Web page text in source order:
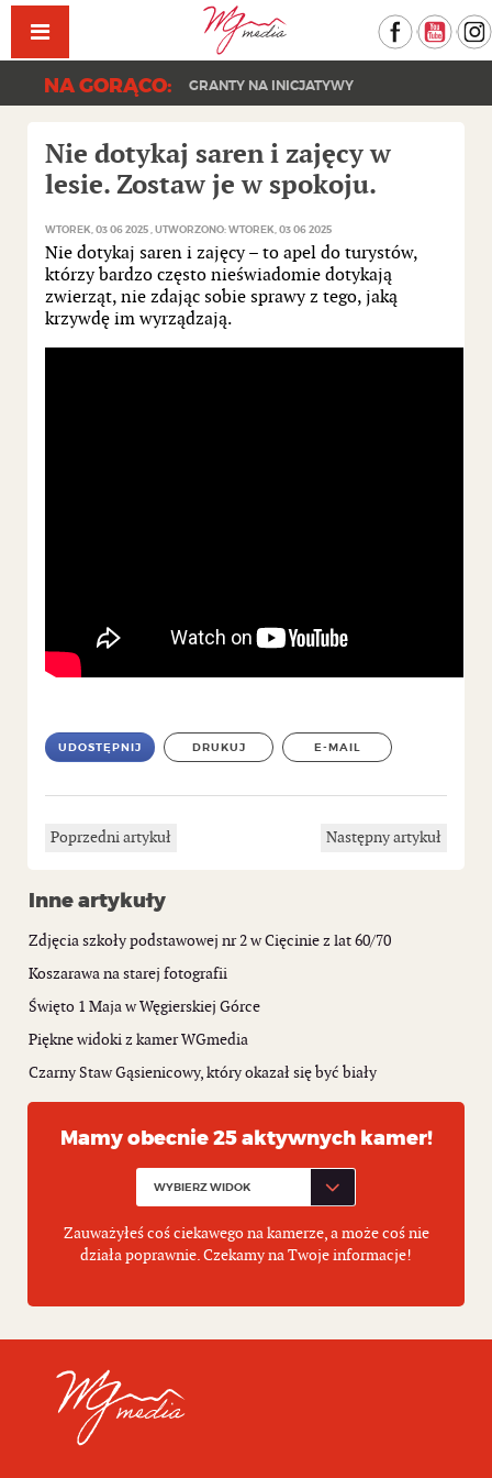
Facebook
NA GORĄCO: GRANTY NA INICJATYWY
Nie dotykaj saren i zajęcy w
lesie. Zostaw je w spokoju.
WTOREK, 03 06 2025 UTWORZONO: WTOREK, 03 06 2025
Nie dotykaj saren i zajęcy – to apel do turystów,
którzy bardzo często nieświadomie dotykają
zwierząt, nie zdając sobie sprawy z tego, jaką
krzywdę im wyrządzają.
UDOSTĘPNIJ DRUKUJ E-MAIL
Poprzedni artykuł Następny artykuł
Inne artykuły
Zdjęcia szkoły podstawowej nr 2 w Cięcinie z lat 60/70
Koszarawa na starej fotografii
Święto 1 Maja w Węgierskiej Górce
Piękne widoki z kamer WGmedia
Czarny Staw Gąsienicowy, który okazał się być biały
Mamy obecnie 25 aktywnych kamer!
Zauważyłeś coś ciekawego na kamerze, a może coś nie
działa poprawnie. Czekamy na Twoje informacje!